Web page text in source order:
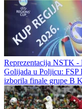
Reprezentacija NSTK -
Golijada u Poljicu: FSP
izborila finale grupe B